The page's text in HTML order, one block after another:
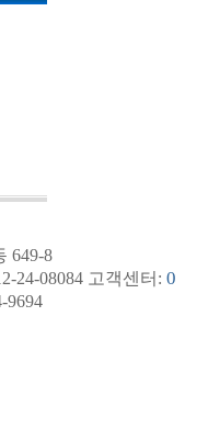
649-8
24-08084 고객센터: 0
9694